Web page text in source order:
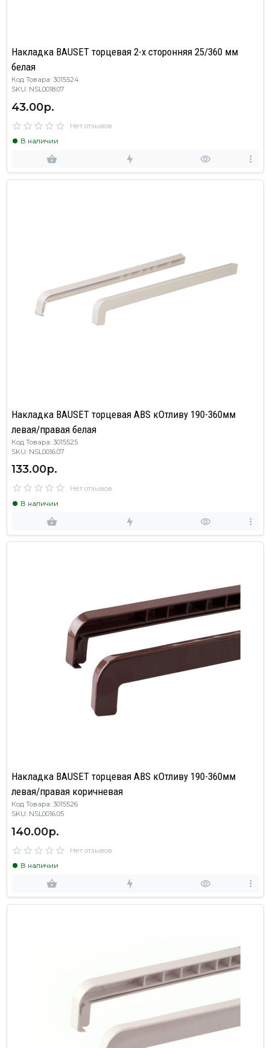
Накладка BAUSET торцевая 2-х сторонняя 25/360 мм
белая
Код Товара: 3015524
SKU: NSL0018.07
43.00р.
Нет отзывов
В наличии
Накладка BAUSET торцевая ABS кОтливу 190-360мм
левая/правая белая
Код Товара: 3015525
SKU: NSL0016.07
133.00р.
Нет отзывов
В наличии
Накладка BAUSET торцевая ABS кОтливу 190-360мм
левая/правая коричневая
Код Товара: 3015526
SKU: NSL0016.05
140.00р.
Нет отзывов
В наличии